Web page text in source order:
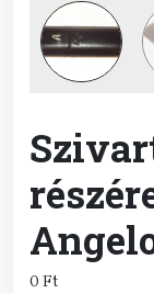
0 Ft